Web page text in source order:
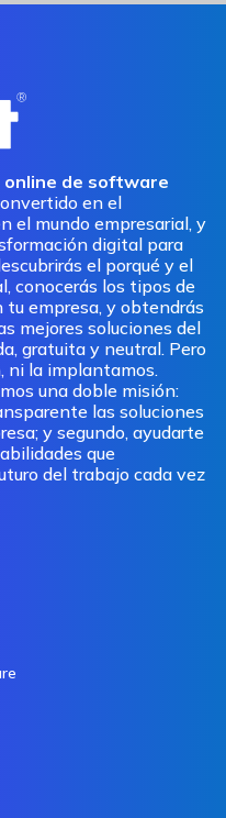
de software
en el
el mundo empresarial, y
digital para
el porqué y el
conocerás los tipos de
empresa, y obtendrás
mejores soluciones del
gratuita y neutral. Pero
ni la implantamos.
una doble misión:
las soluciones
y segundo, ayudarte
que
del trabajo cada vez